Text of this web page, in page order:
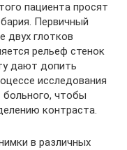
пациента просят
Первичный
двух глотков
рельеф стенок
дают допить
исследования
чтобы
контраста.
в различных